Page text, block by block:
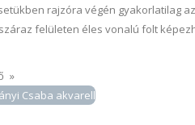
rajzóra végén gyakorlatilag
felületen éles vonalú folt
»
Csaba akvarell